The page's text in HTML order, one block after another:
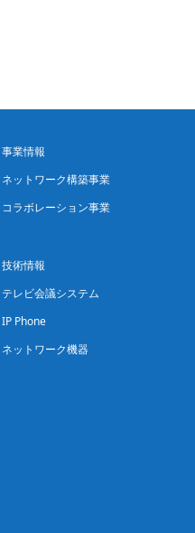
事業情報
ネットワーク構築事業
コラボレーション事業
技術情報
テレビ会議システム
IP Phone
ネットワーク機器